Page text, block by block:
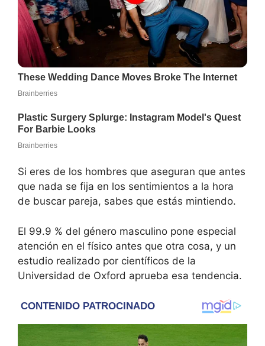
Si eres de los hombres que aseguran que antes
que nada se fija en los sentimientos a la hora
de buscar pareja, sabes que estás mintiendo.
El 99.9 % del género masculino pone especial
atención en el físico antes que otra cosa, y un
estudio realizado por científicos de la
Universidad de Oxford aprueba esa tendencia.